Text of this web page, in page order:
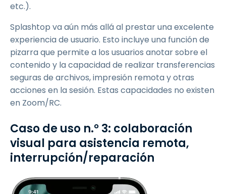
etc.).
Splashtop va aún más allá al prestar una excelente
experiencia de usuario. Esto incluye una función de
pizarra que permite a los usuarios anotar sobre el
contenido y la capacidad de realizar transferencias
seguras de archivos, impresión remota y otras
acciones en la sesión. Estas capacidades no existen
en Zoom/RC.
Caso de uso n.° 3: colaboración
visual para asistencia remota,
interrupción/reparación